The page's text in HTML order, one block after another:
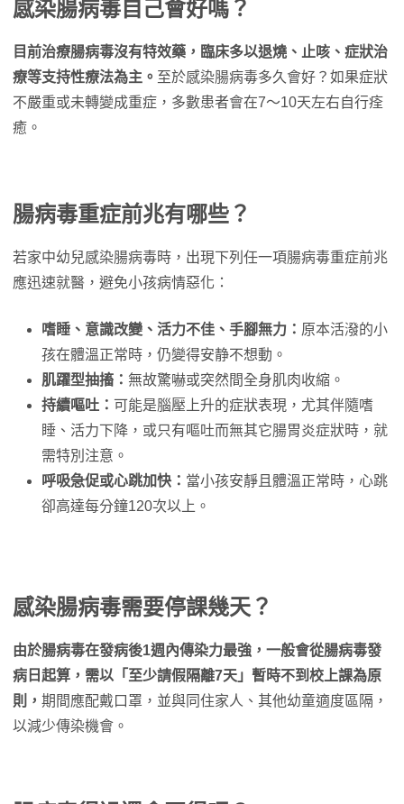
感染腸病毒自己會好嗎？
目前治療腸病毒沒有特效藥，臨床多以退燒、止咳、症狀治
療等支持性療法為主。 至於感染腸病毒多久會好？如果症狀
不嚴重或未轉變成重症，多數患者會在7～10天左右自行痊
癒。
腸病毒重症前兆有哪些？
若家中幼兒感染腸病毒時，出現下列任一項腸病毒重症前兆
應迅速就醫，避免小孩病情惡化：
嗜睡、意識改變、活力不佳、手腳無力： 原本活潑的小
孩在體溫正常時，仍變得安静不想動。
肌躍型抽搐： 無故驚嚇或突然間全身肌肉收縮。
持續嘔吐： 可能是腦壓上升的症狀表現，尤其伴隨嗜
睡、活力下降，或只有嘔吐而無其它腸胃炎症狀時，就
需特別注意。
呼吸急促或心跳加快： 當小孩安靜且體溫正常時，心跳
卻高達每分鐘120次以上。
感染腸病毒需要停課幾天？
由於腸病毒在發病後1週內傳染力最強，一般會從腸病毒發
病日起算，需以「至少請假隔離7天」暫時不到校上課為原
則， 期間應配戴口罩，並與同住家人、其他幼童適度區隔，
以減少傳染機會。